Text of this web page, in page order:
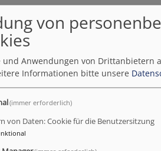
Spendenbox hatte Viola Markgraf
bei Kosmetik Markgraf in der
aufgestellt. Zahlreiche
sich mit einer Spende, die
auf 500 Euro aufgerundet an
Kaffenberger für die
und Jugendklinik übergab.
von
und Anwendungen von Drittanbietern
Informationen bitte unsere
(immer erforderlich)
von Daten: Cookie für die Benutzersitzung